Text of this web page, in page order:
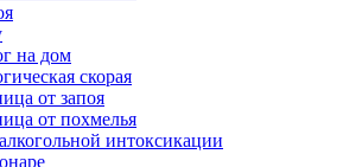
на дом
скорая
от запоя
от похмелья
интоксикации